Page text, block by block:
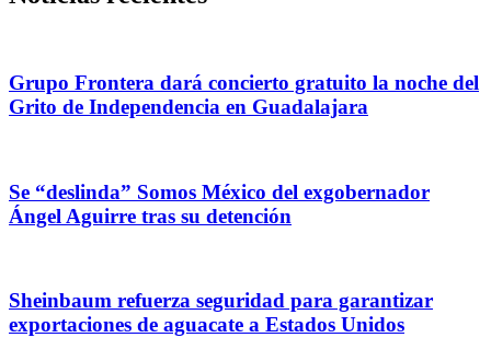
Grupo Frontera dará concierto gratuito la noche del
Grito de Independencia en Guadalajara
Se “deslinda” Somos México del exgobernador
Ángel Aguirre tras su detención
Sheinbaum refuerza seguridad para garantizar
exportaciones de aguacate a Estados Unidos